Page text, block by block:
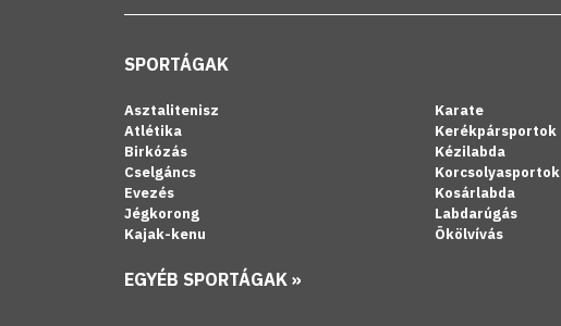
SPORTÁGAK
Asztalitenisz
Atlétika
Birkózás
Cselgáncs
Evezés
Jégkorong
Kajak-kenu
Karate
Kerékpársportok
Kézilabda
Korcsolyasportok
Kosárlabda
Labdarúgás
Ökölvívás
EGYÉB SPORTÁGAK »